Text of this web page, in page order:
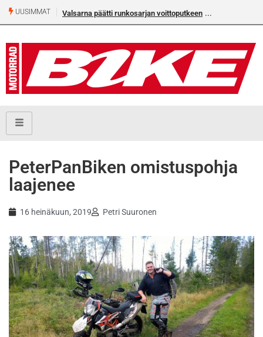
UUSIMMAT Valsarna päätti runkosarjan voittoputkeen
PeterPanBiken omistuspohja
laajenee
16 heinäkuun, 2019 Petri Suuronen